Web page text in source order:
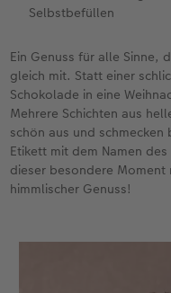
Selbstbefüllen
Ein Genuss für alle Sinne,
gleich mit. Statt einer
Schokolade in eine
Mehrere Schichten aus
schön aus und
Etikett mit dem Namen
dieser besondere Moment
himmlischer Genuss!